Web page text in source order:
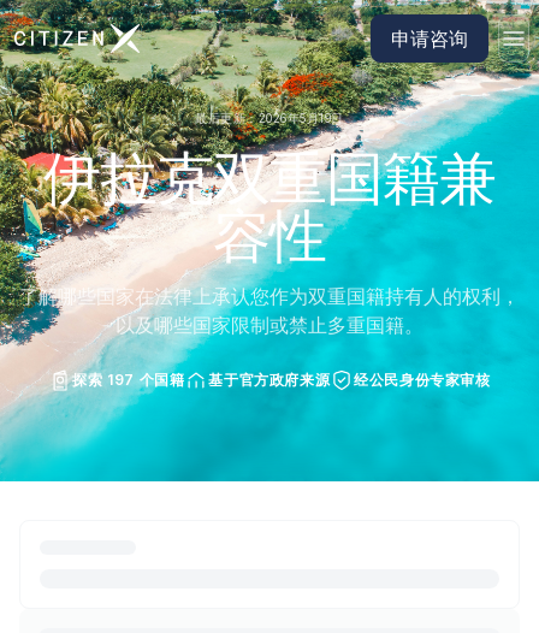
前往 CitizenX 首页 申请咨询
最后更新：2026年5月19日
伊拉克双重国籍兼
容性
了解哪些国家在法律上承认您作为双重国籍持有人的权利，
以及哪些国家限制或禁止多重国籍。
探索 197 个国籍 基于官方政府来源 经公民身份专家审核